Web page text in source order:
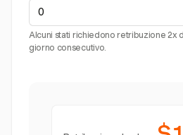
Alcuni stati richiedono retribuzione 2x
giorno consecutivo.